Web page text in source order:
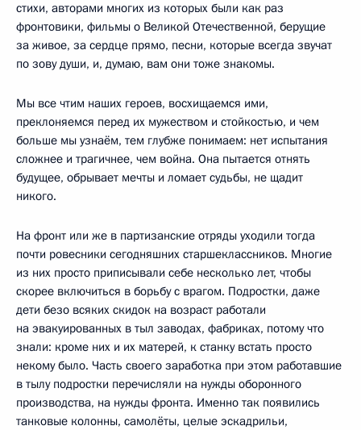
стихи, авторами многих из которых были как раз
фронтовики, фильмы о Великой Отечественной, берущие
за живое, за сердце прямо, песни, которые всегда звучат
по зову души, и, думаю, вам они тоже знакомы.
Мы все чтим наших героев, восхищаемся ими,
преклоняемся перед их мужеством и стойкостью, и чем
больше мы узнаём, тем глубже понимаем: нет испытания
сложнее и трагичнее, чем война. Она пытается отнять
будущее, обрывает мечты и ломает судьбы, не щадит
никого.
На фронт или же в партизанские отряды уходили тогда
почти ровесники сегодняшних старшеклассников. Многие
из них просто приписывали себе несколько лет, чтобы
скорее включиться в борьбу с врагом. Подростки, даже
дети безо всяких скидок на возраст работали
на эвакуированных в тыл заводах, фабриках, потому что
знали: кроме них и их матерей, к станку встать просто
некому было. Часть своего заработка при этом работавшие
в тылу подростки перечисляли на нужды оборонного
производства, на нужды фронта. Именно так появились
танковые колонны, самолёты, целые эскадрильи,